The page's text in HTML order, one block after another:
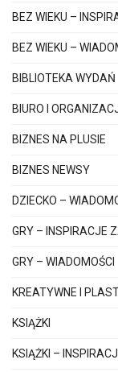
BEZ WIEKU –
BEZ WIEKU –
BIBLIOTEKA WYDAŃ
BIURO I
BIZNES NA PLUSIE
BIZNES NEWSY
DZIECKO –
GRY – INSPIRACJE
GRY – WIADOMOŚCI
KREATYWNE I
KSIĄŻKI
KSIĄŻKI –